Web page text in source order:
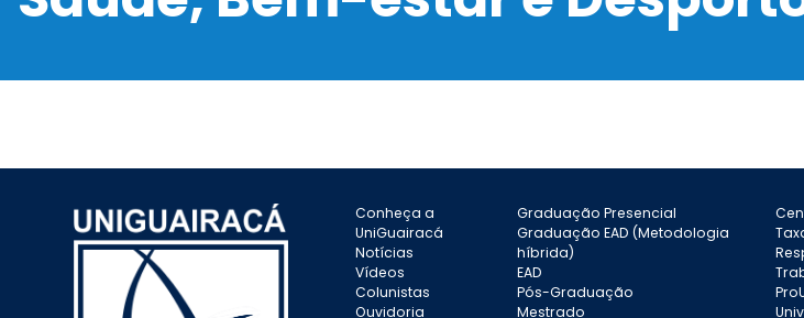
Conheça a
UniGuairacá
Notícias
Vídeos
Colunistas
Ouvidoria
Graduação Presencial
Graduação EAD (Metodologia
híbrida)
EAD
Pós-Graduação
Mestrado